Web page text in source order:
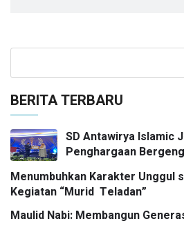
BERITA TERBARU
SD Antawirya Islamic
Penghargaan
Menumbuhkan Karakter Unggul
Kegiatan “Murid Teladan”
Maulid Nabi: Membangun